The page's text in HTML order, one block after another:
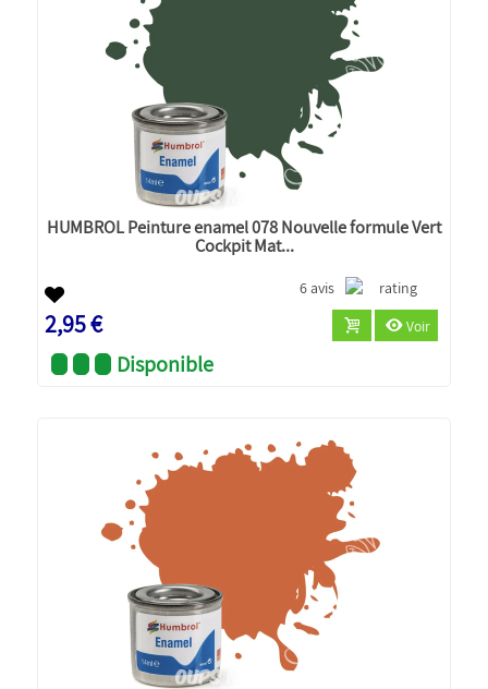
HUMBROL Peinture enamel 078 Nouvelle formule Vert
Cockpit Mat...
6 avis
2,95 € Voir
Disponible